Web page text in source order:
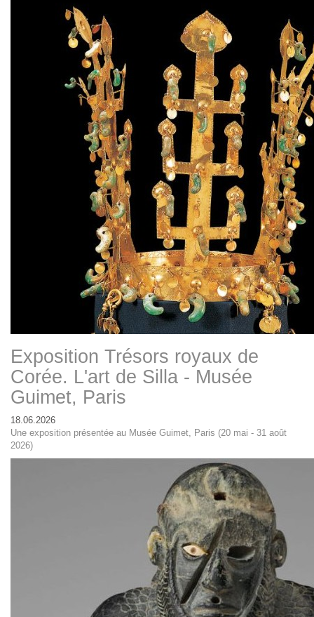
Exposition Trésors royaux de
Corée. L'art de Silla - Musée
Guimet, Paris
18.06.2026
Une exposition présentée au Musée Guimet, Paris (20 mai - 31 août
2026)